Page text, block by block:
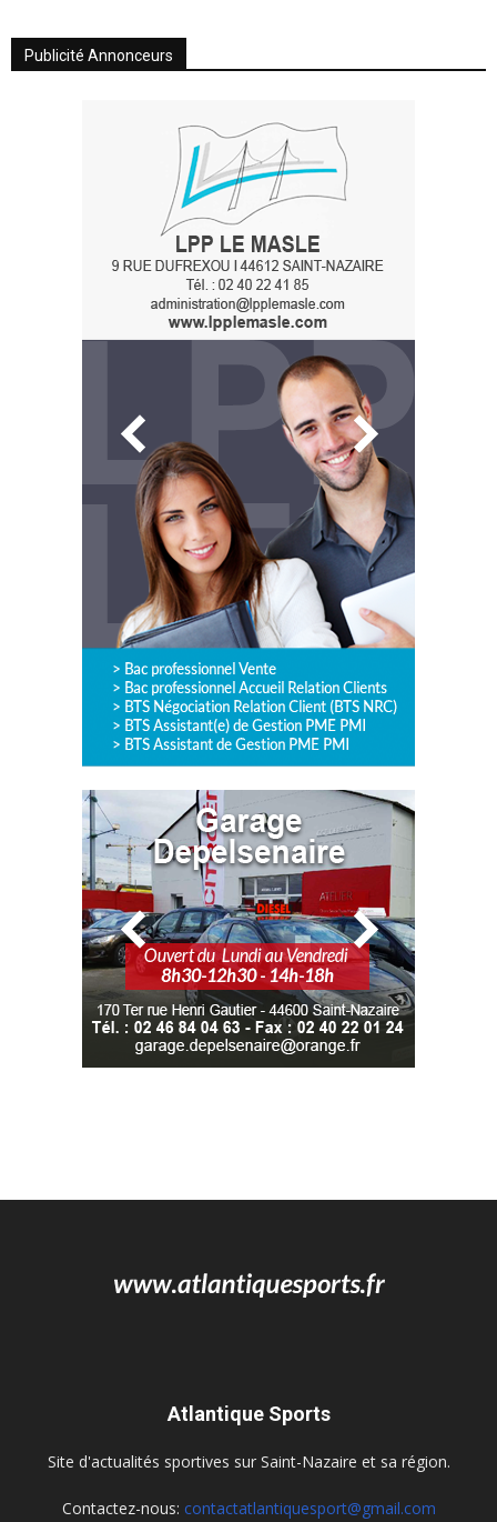
Publicité Annonceurs
Atlantique Sports
Site d'actualités sportives sur Saint-Nazaire et sa région.
Contactez-nous: contactatlantiquesport@gmail.com